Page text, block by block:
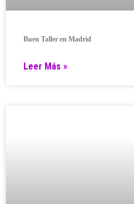
Buen Taller en Madrid
Leer Más »